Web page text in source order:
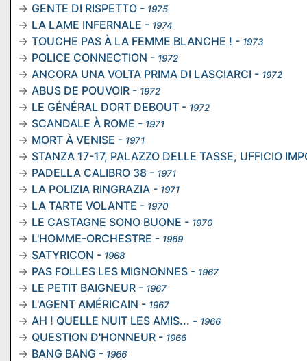
GENTE DI RISPETTO - 1975
LA LAME INFERNALE - 1974
TOUCHE PAS À LA FEMME BLANCHE ! - 1973
POLICE CONNECTION - 1972
ANCORA UNA VOLTA PRIMA DI LASCIARCI - 1972
ABUS DE POUVOIR - 1972
LE GÉNÉRAL DORT DEBOUT - 1972
SCANDALE À ROME - 1971
MORT À VENISE - 1971
STANZA 17-17, PALAZZO DELLE TASSE, UFFICIO
PADELLA CALIBRO 38 - 1971
LA POLIZIA RINGRAZIA - 1971
LA TARTE VOLANTE - 1970
LE CASTAGNE SONO BUONE - 1970
L'HOMME-ORCHESTRE - 1969
SATYRICON - 1968
PAS FOLLES LES MIGNONNES - 1967
LE PETIT BAIGNEUR - 1967
L'AGENT AMÉRICAIN - 1967
AH ! QUELLE NUIT LES AMIS... - 1966
QUESTION D'HONNEUR - 1966
BANG BANG - 1966